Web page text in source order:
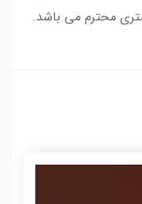
محترم می باشد.